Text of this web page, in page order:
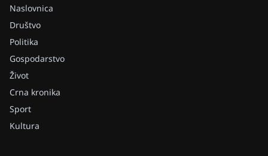
Naslovnica
Društvo
Politika
Gospodarstvo
Život
Crna kronika
Sport
Kultura